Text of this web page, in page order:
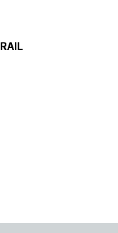
RAIL